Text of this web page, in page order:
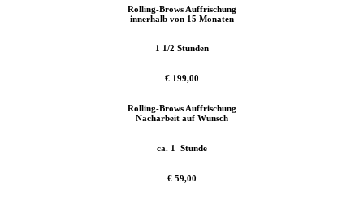
Rolling-Brows Auffrischung
innerhalb von 15 Monaten
1 1/2 Stunden
€ 199,00
Rolling-Brows Auffrischung
Nacharbeit auf Wunsch
ca. 1 Stunde
€ 59,00